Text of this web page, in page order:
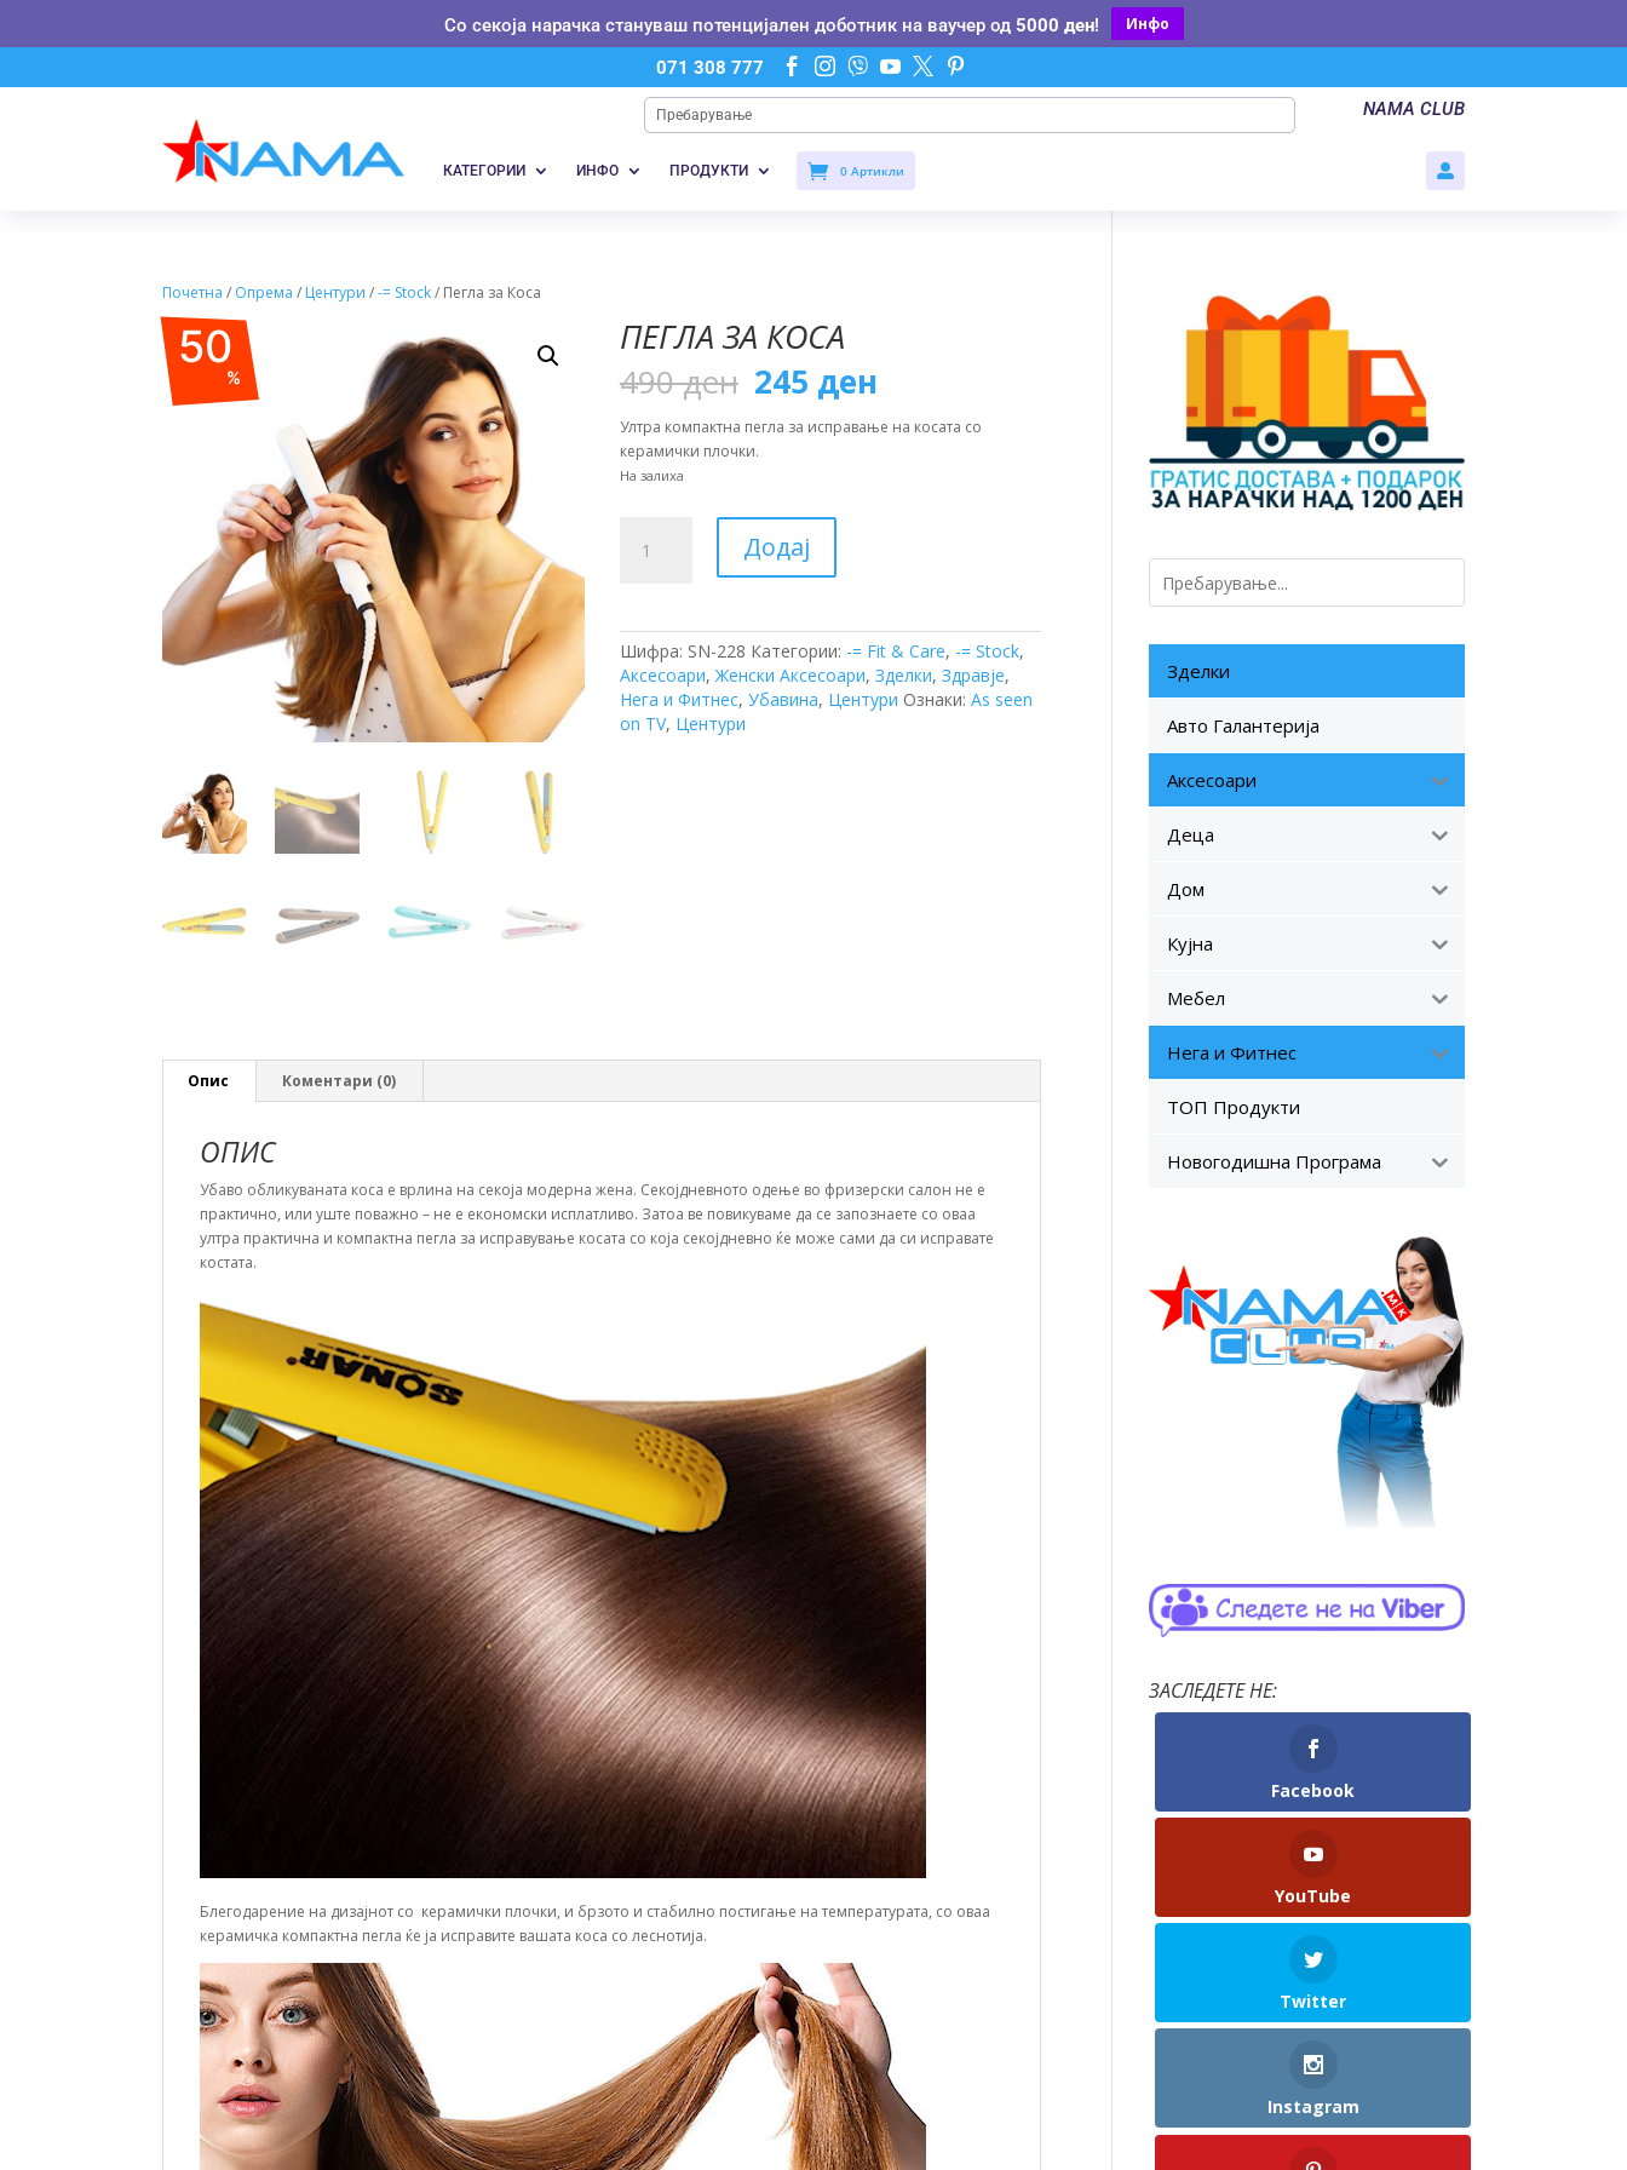
Со секоја нарачка стануваш потенцијален доботник на ваучер од 5000 ден! Инфо
071 308 777      
NAMA CLUB
КАТЕГОРИИ ИНФО ПРОДУКТИ 0 Артикли 
Почетна / Опрема / Центури /-= Stock/ Пегла за Коса
50
%
ПЕГЛА ЗА КОСА
490ден Original
price
was:
490 ден.
245 ден
is:
Ултра компактна пегла за исправање на косата со
керамички плочки.
На залиха
Додај
Шифра: SN-228 Категории: -= Fit & Care, -= Stock,
Аксесоари,Женски Аксесоари, Зделки, Здравје,
Нега и Фитнес, Убавина, Центури Ознаки: As seen
on TV, Центури
Опис Коментари (0)
ОПИС
Убаво обликуваната коса е врлина на секоја модерна жена. Секојдневното одење во фризерски салон не е
практично, или уште поважно – не е економски исплатливо. Затоа ве повикуваме да се запознаете со оваа
ултра практична и компактна пегла за исправување косата со која секојдневно ќе може сами да си исправате
костата.
Блегодарение на дизајнот со керамички плочки, и брзото и стабилно постигање на температурата, со оваа
керамичка компактна пегла ќе ја исправите вашата коса со леснотија.
Зделки
Авто Галантерија
Аксесоари
Деца
Дом
Кујна
Мебел
Нега и Фитнес
ТОП Продукти
Новогодишна Програма
ЗАСЛЕДЕТЕ НЕ:
Facebook
YouTube
Twitter
Instagram